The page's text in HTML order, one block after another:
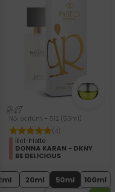
Női parfüm – 512 (50ml)
(4)
Illat ihlette:
DONNA KARAN - DKNY
BE DELICIOUS
20ml 50ml 100ml